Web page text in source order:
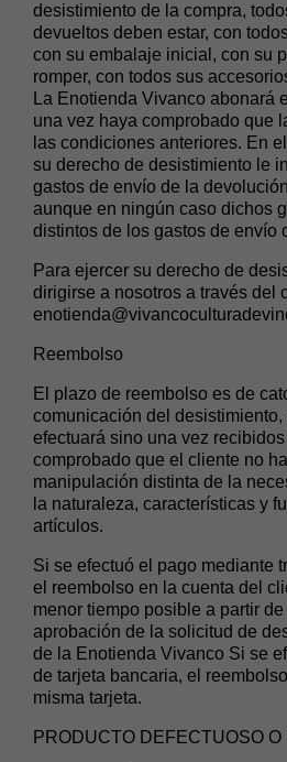
desistimiento de la compra,
devueltos deben estar, con
con su embalaje inicial, con su
romper, con todos sus
La Enotienda Vivanco abonará
una vez haya comprobado que
las condiciones anteriores. En
su derecho de desistimiento le
gastos de envío de la
aunque en ningún caso dichos
distintos de los gastos de envío
Para ejercer su derecho de
dirigirse a nosotros a través del
Reembolso
El plazo de reembolso es de
comunicación del
efectuará sino una vez
comprobado que el cliente no
manipulación distinta de la
la naturaleza, características y
artículos.
Si se efectuó el pago mediante
el reembolso en la cuenta del
menor tiempo posible a partir
aprobación de la solicitud de
de la Enotienda Vivanco Si se
de tarjeta bancaria, el
misma tarjeta.
PRODUCTO DEFECTUOSO